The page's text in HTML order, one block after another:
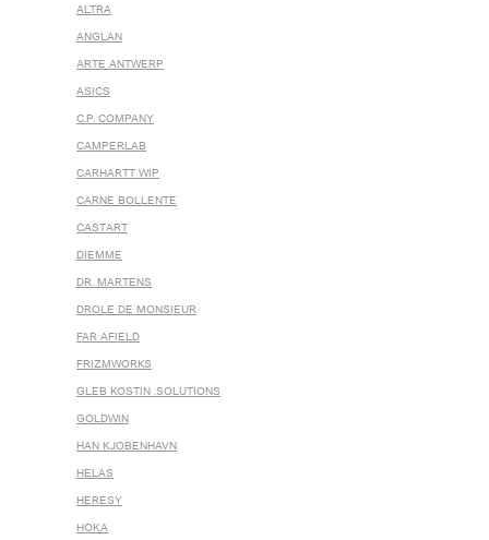
ALTRA
ANGLAN
ARTE ANTWERP
ASICS
C.P. COMPANY
CAMPERLAB
CARHARTT WIP
CARNE BOLLENTE
CASTART
DIEMME
DR. MARTENS
DROLE DE MONSIEUR
FAR AFIELD
FRIZMWORKS
GLEB KOSTIN .SOLUTIONS
GOLDWIN
HAN KJOBENHAVN
HELAS
HERESY
HOKA